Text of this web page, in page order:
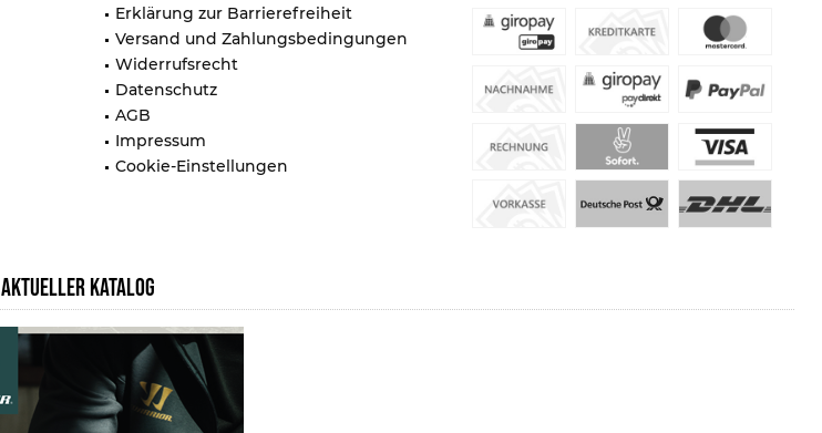
Erklärung zur Barrierefreiheit
Versand und Zahlungsbedingungen
Widerrufsrecht
Datenschutz
AGB
Impressum
Cookie-Einstellungen
AKTUELLER KATALOG